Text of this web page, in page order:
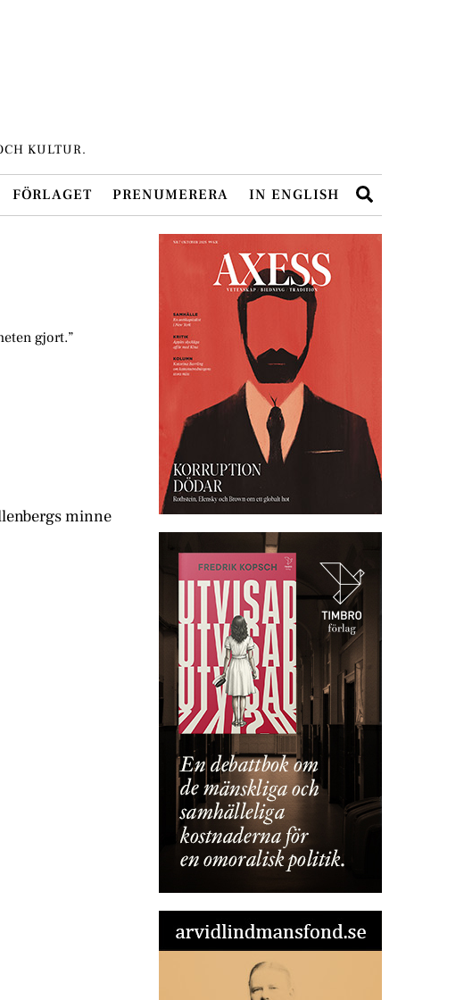
KULTUR.
FÖRLAGET PRENUMERERA IN ENGLISH
gjort.”
minne